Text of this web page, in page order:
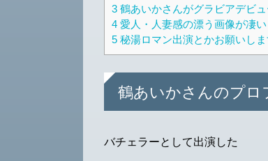
3 鶴あいかさんがグラビアデビュ
4 愛人・人妻感の漂う画像が凄い
5 秘湯ロマン出演とかお願いしま
鶴あいかさんのプロ
バチェラーとして出演した